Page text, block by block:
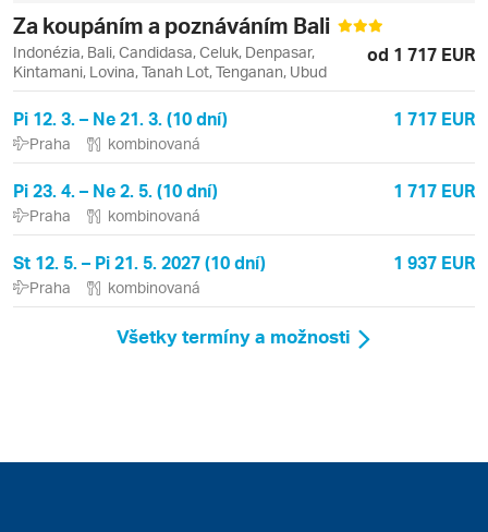
Za koupáním a poznáváním Bali
Indonézia, Bali, Candidasa, Celuk, Denpasar,
Kintamani, Lovina, Tanah Lot, Tenganan, Ubud
od 1 717 EUR
Pi 12. 3. – Ne 21. 3. (10 dní) 1 717 EUR
Praha kombinovaná
Pi 23. 4. – Ne 2. 5. (10 dní) 1 717 EUR
Praha kombinovaná
St 12. 5. – Pi 21. 5. 2027 (10 dní) 1 937 EUR
Praha kombinovaná
Všetky termíny a možnosti